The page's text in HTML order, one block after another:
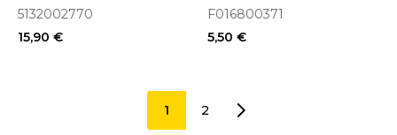
coupe-bordures sur
batterie (5132002770)
5132002770
15,90 €
F016800371
5,50 €
1 2